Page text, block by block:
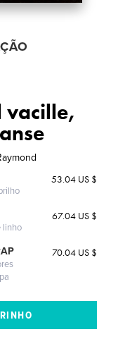
vacille,
53.04 US $
linho
67.04 US $
70.04 US $